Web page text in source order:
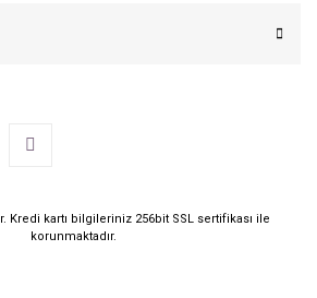
Kredi kartı bilgileriniz 256bit SSL sertifikası ile
korunmaktadır.